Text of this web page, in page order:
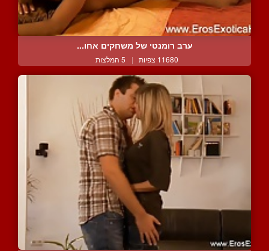
ערב רומנטי של משחקים אחו...
11680 צפיות | 5 המלצות